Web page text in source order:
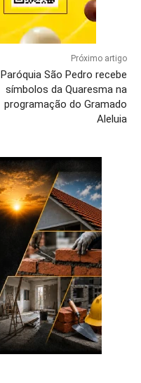
Próximo artigo
Paróquia São Pedro recebe
símbolos da Quaresma na
programação do Gramado
Aleluia